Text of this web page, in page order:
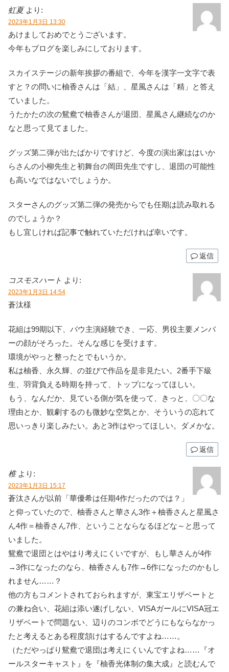
虹夏 より:
2023年1月3日 13:30
あけましておめでとうございます。
今年もブログを楽しみにしております。
スカイステージの新年挨拶の番組で、今年を漢字一文字で表
すと？の問いに柚香さんは「結」、星風さんは「精」と答え
ていました。
うたかたの次の鴛鴦で柚香さんが退団、星風さん継続なのか
なと思って見てました。
グッズ第二弾が出たばかりですけど、今度の演出家ははいか
らさんの小柳先生と初舞台の岡田先生ですし、退団の可能性
も高いなではないでしょうか。
スターさんのグッズ第二弾の発売からでも任期は読み取れる
のでしょうか？
もし宜しければ記事で触れていただければ幸いです。
返信
コスモスハート より:
2023年1月3日 14:54
蒼汰様
花組は99期以下、バウ主演経験でき、一応、男役主要メンバ
ーの顔がそろった。そんな感じを受けます。
環境がやっと整ったとでもいうか。
私は柚香、永久輝、の並びで作品を是非見たい。2番手下級
生、羽背負える時期を持って、トップになってほしい。
もう、なんだか、見ている側が気を使って、きっと、〇〇な
理由とか、観劇するのも微妙な空気とか、そういうの忘れて
思いっきり楽しみたい。あと3作はやってほしい。ダメかな。
返信
椎 より:
2023年1月3日 15:17
蒼汰さんが以前「華優希は任期4作だったのでは？」
と仰っていたので、柚香さんと華さん3作＋柚香さんと星風さ
ん4作＝柚香さん7作、ということならなるほどな～と思って
いました。
鴛鴦で退団とはやはり考えにくいですが、もし華さんが4作
→3作になったのなら、柚香さんも7作→6作になったのかもし
れません……？
他の方もコメントされておられますが、東宝エリザベートと
の兼ね合い、花組は添い遂げしない、VISAガールにVISA冠エ
リザベートで問題ない、辺りのコンボでどうにもならなかっ
たと考えるとある程度頷けはするんですよね……。
（ただやっぱり鴛鴦で退団は考えにくいんですよね……『オ
ールスターキャスト』を『柚香光体制の集大成』と読むんで